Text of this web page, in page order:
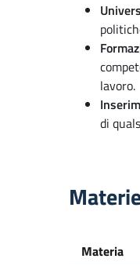
lavoro.
di
Materia